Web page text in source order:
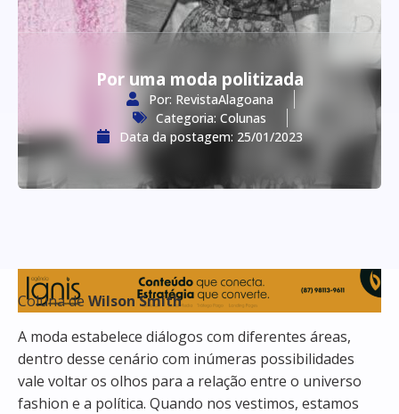
Por uma moda politizada
Por: RevistaAlagoana
Categoria: Colunas
Data da postagem: 25/01/2023
Coluna de Wilson Smith
A moda estabelece diálogos com diferentes áreas,
dentro desse cenário com inúmeras possibilidades
vale voltar os olhos para a relação entre o universo
fashion e a política. Quando nos vestimos, estamos